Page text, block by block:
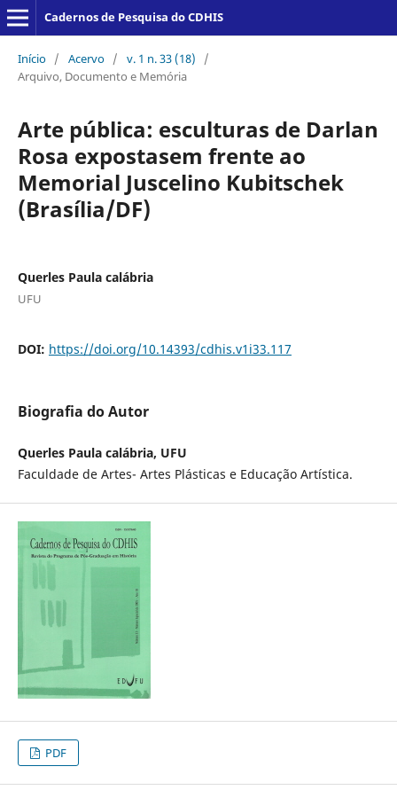
Cadernos de Pesquisa do CDHIS
Início / Acervo / v. 1 n. 33 (18)
/
Arquivo, Documento e Memória
Arte pública: esculturas de Darlan
Rosa expostasem frente ao
Memorial Juscelino Kubitschek
(Brasília/DF)
Querles Paula calábria
UFU
DOI: https://doi.org/10.14393/cdhis.v1i33.117
Biografia do Autor
Querles Paula calábria, UFU
Faculdade de Artes- Artes Plásticas e Educação Artística.
PDF